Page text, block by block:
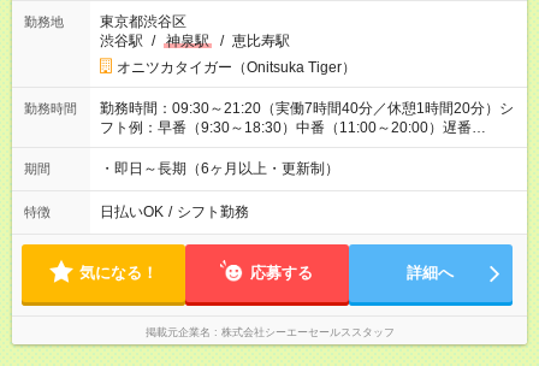
勤務地
東京都渋谷区
渋谷駅 / 神泉駅 / 恵比寿駅
オニツカタイガー（Onitsuka Tiger）
勤務時間
勤務時間：09:30～21:20（実働7時間40分／休憩1時間20分）シ
フト例：早番（9:30～18:30）中番（11:00～20:00）遅番
（12:20～21:20）
期間 ・即日～長期（6ヶ月以上・更新制）
特徴 日払いOK / シフト勤務
気になる！ 応募する 詳細へ
掲載元企業名 株式会社シーエーセールススタッフ